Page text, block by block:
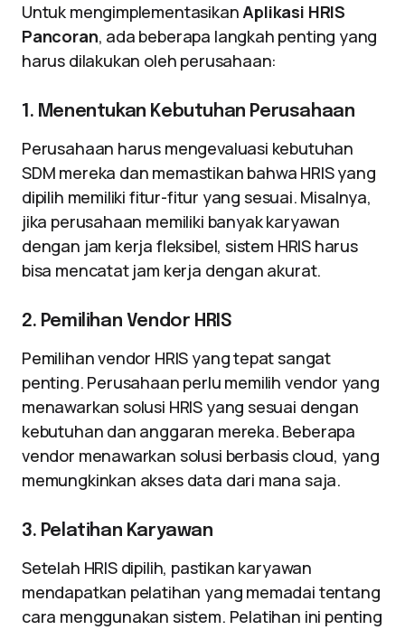
Untuk mengimplementasikanAplikasi HRIS
Pancoran, ada beberapa langkah penting yang
harus dilakukan oleh perusahaan:
1. Menentukan Kebutuhan Perusahaan
Perusahaan harus mengevaluasi kebutuhan
SDM mereka dan memastikan bahwa HRIS yang
dipilih memiliki fitur-fitur yang sesuai. Misalnya,
jika perusahaan memiliki banyak karyawan
dengan jam kerja fleksibel, sistem HRIS harus
bisa mencatat jam kerja dengan akurat.
2. Pemilihan Vendor HRIS
Pemilihan vendor HRIS yang tepat sangat
penting. Perusahaan perlu memilih vendor yang
menawarkan solusi HRIS yang sesuai dengan
kebutuhan dan anggaran mereka. Beberapa
vendor menawarkan solusi berbasis cloud, yang
memungkinkan akses data dari mana saja.
3. Pelatihan Karyawan
Setelah HRIS dipilih, pastikan karyawan
mendapatkan pelatihan yang memadai tentang
cara menggunakan sistem. Pelatihan ini penting